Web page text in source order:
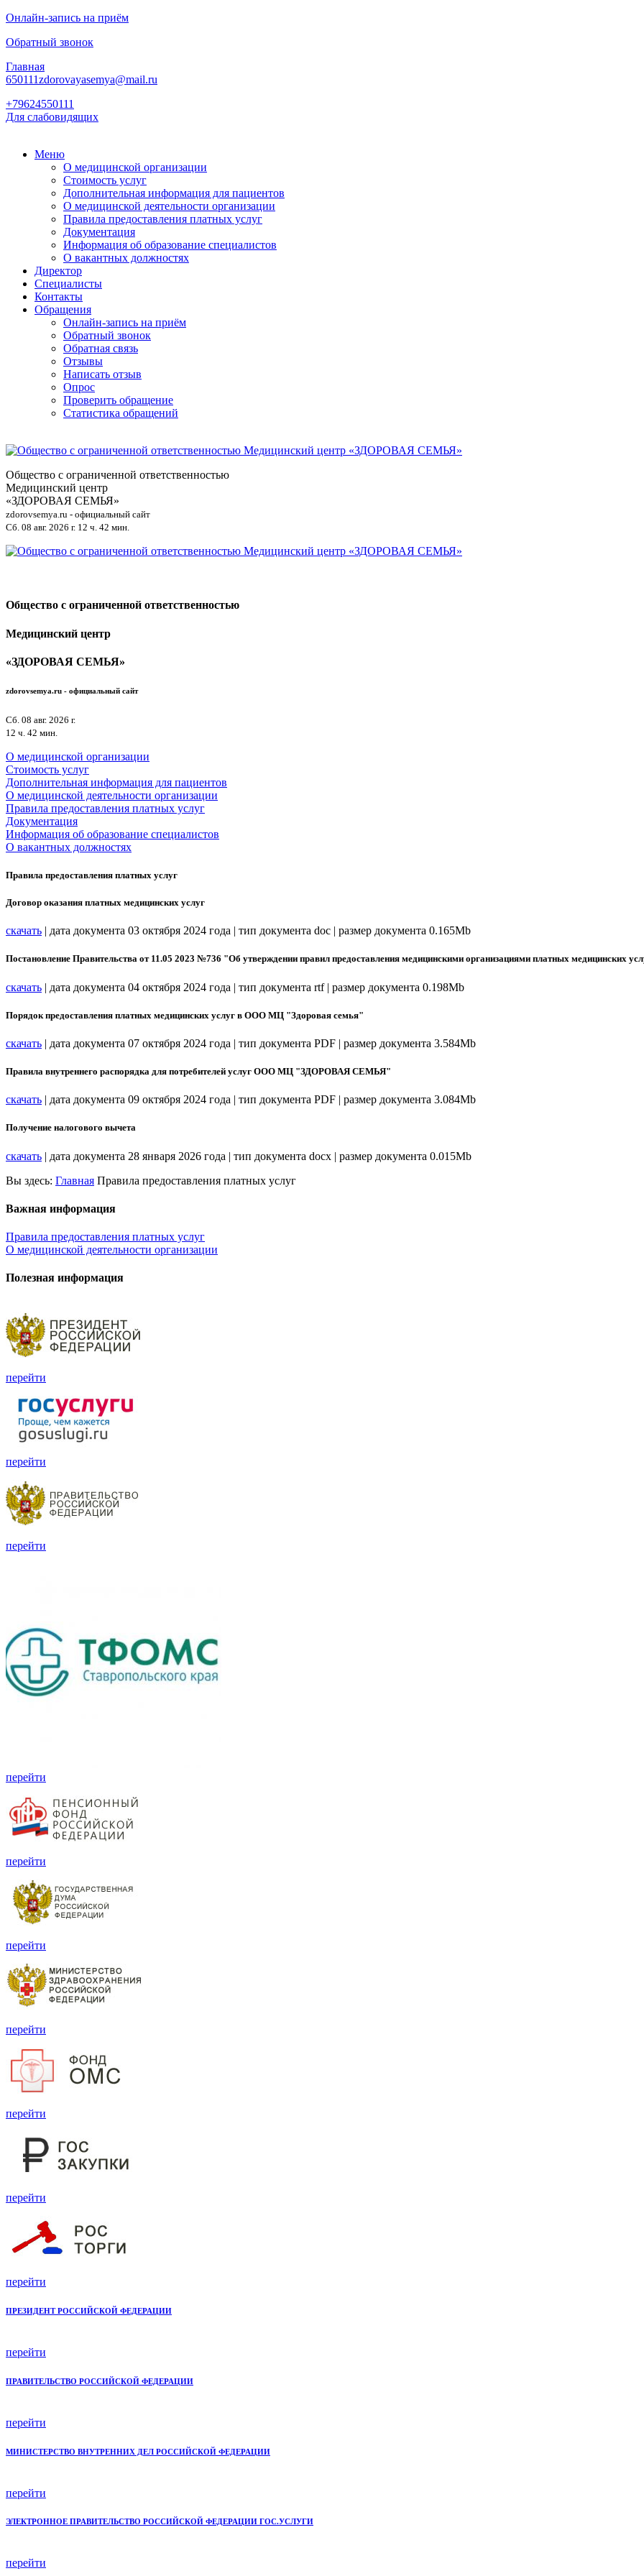
Онлайн-запись на приём
Обратный звонок
Главная
650111zdorovayasemya@mail.ru
+79624550111
Для слабовидящих
Меню
О медицинской организации
Стоимость услуг
Дополнительная информация для пациентов
О медицинской деятельности организации
Правила предоставления платных услуг
Документация
Информация об образование специалистов
О вакантных должностях
Директор
Специалисты
Контакты
Обращения
Онлайн-запись на приём
Обратный звонок
Обратная связь
Отзывы
Написать отзыв
Опрос
Проверить обращение
Статистика обращений
Общество с ограниченной ответственностью
Медицинский центр
«ЗДОРОВАЯ СЕМЬЯ»
zdorovsemya.ru - официальный сайт
Сб. 08 авг. 2026 г. 12 ч. 42 мин.
Общество с ограниченной ответственностью
Медицинский центр
«ЗДОРОВАЯ СЕМЬЯ»
zdorovsemya.ru - официальный сайт
Сб. 08 авг. 2026 г.
12 ч. 42 мин.
О медицинской организации
Стоимость услуг
Дополнительная информация для пациентов
О медицинской деятельности организации
Правила предоставления платных услуг
Документация
Информация об образование специалистов
О вакантных должностях
Правила предоставления платных услуг
Договор оказания платных медицинских услуг
скачать | дата документа 03 октября 2024 года | тип документа doc | размер документа 0.165Mb
Постановление Правительства от 11.05 2023 №736 "Об утверждении правил предоставления медицинскими организациями платных медицинских
скачать | дата документа 04 октября 2024 года | тип документа rtf | размер документа 0.198Mb
Порядок предоставления платных медицинских услуг в ООО МЦ "Здоровая семья"
скачать | дата документа 07 октября 2024 года | тип документа PDF | размер документа 3.584Mb
Правила внутреннего распорядка для потребителей услуг ООО МЦ "ЗДОРОВАЯ СЕМЬЯ"
скачать | дата документа 09 октября 2024 года | тип документа PDF | размер документа 3.084Mb
Получение налогового вычета
скачать | дата документа 28 января 2026 года | тип документа docx | размер документа 0.015Mb
Вы здесь: Главная Правила предоставления платных услуг
Важная информация
Правила предоставления платных услуг
О медицинской деятельности организации
Полезная информация
перейти
перейти
перейти
перейти
перейти
перейти
перейти
перейти
перейти
перейти
ПРЕЗИДЕНТ РОССИЙСКОЙ ФЕДЕРАЦИИ
перейти
ПРАВИТЕЛЬСТВО РОССИЙСКОЙ ФЕДЕРАЦИИ
перейти
МИНИСТЕРСТВО ВНУТРЕННИХ ДЕЛ РОССИЙСКОЙ ФЕДЕРАЦИИ
перейти
ЭЛЕКТРОННОЕ ПРАВИТЕЛЬСТВО РОССИЙСКОЙ ФЕДЕРАЦИИ ГОС.УСЛУГИ
перейти